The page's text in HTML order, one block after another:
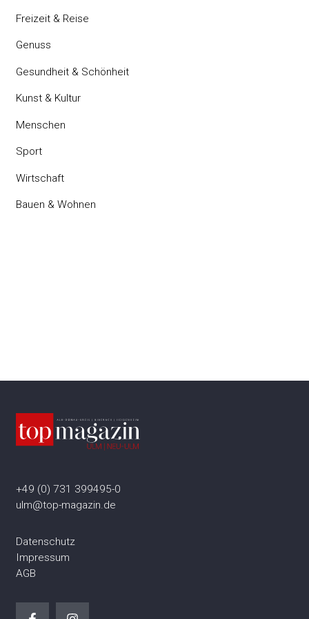
Freizeit & Reise
Genuss
Gesundheit & Schönheit
Kunst & Kultur
Menschen
Sport
Wirtschaft
Bauen & Wohnen
+49 (0) 731 399495-0
ulm@top-magazin.de
Datenschutz
Impressum
AGB